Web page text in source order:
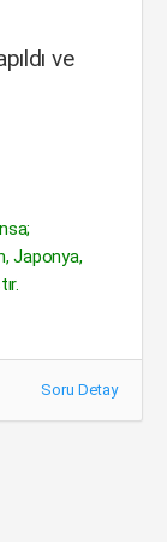
ve
Japonya,
Soru Detay